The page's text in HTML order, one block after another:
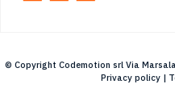
© Copyright Codemotion srl Via
Privacy policy |